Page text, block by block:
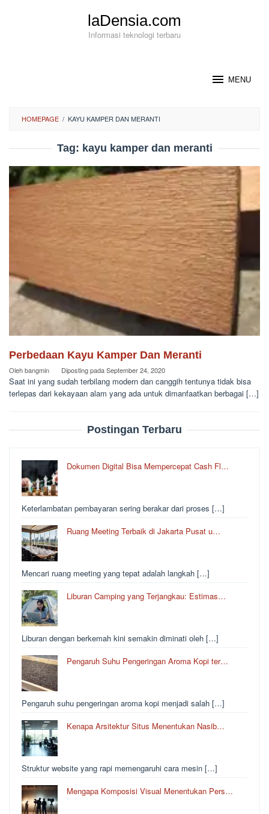
laDensia.com
Informasi teknologi terbaru
MENU
HOMEPAGE / KAYU KAMPER DAN MERANTI
Tag: kayu kamper dan meranti
Perbedaan Kayu Kamper Dan Meranti
Olehbangmin Diposting padaSeptember 24, 2020
Saat ini yang sudah terbilang modern dan canggih tentunya tidak bisa
terlepas dari kekayaan alam yang ada untuk dimanfaatkan berbagai […]
Postingan Terbaru
Dokumen Digital Bisa Mempercepat Cash Fl…
Keterlambatan pembayaran sering berakar dari proses […]
Ruang Meeting Terbaik di Jakarta Pusat u…
Mencari ruang meeting yang tepat adalah langkah […]
Liburan Camping yang Terjangkau: Estimas…
Liburan dengan berkemah kini semakin diminati oleh […]
Pengaruh Suhu Pengeringan Aroma Kopi ter…
Pengaruh suhu pengeringan aroma kopi menjadi salah […]
Kenapa Arsitektur Situs Menentukan Nasib…
Struktur website yang rapi memengaruhi cara mesin […]
Mengapa Komposisi Visual Menentukan Pers…